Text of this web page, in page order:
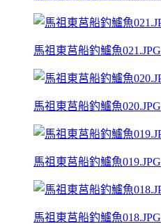
馬祖東莒船釣鱸魚021.JPG
馬祖東莒船釣鱸魚020.JPG
馬祖東莒船釣鱸魚019.JPG
馬祖東莒船釣鱸魚018.JPG